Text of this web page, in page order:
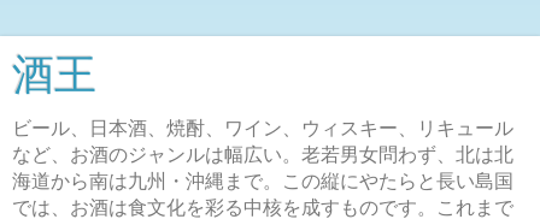
酒王
ビール、日本酒、焼酎、ワイン、ウィスキー、リキュール
など、お酒のジャンルは幅広い。老若男女問わず、北は北
海道から南は九州・沖縄まで。この縦にやたらと長い島国
では、お酒は食文化を彩る中核を成すものです。これまで